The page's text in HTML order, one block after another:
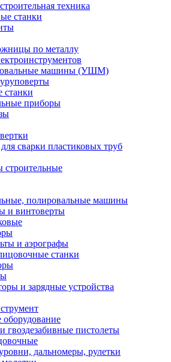
техника
станки
по металлу
машины (УШМ)
станки
приборы
сварки пластиковых труб
строительные
полировальные машины
и винтоверты
и аэрографы
станки
и зарядные устройства
оборудование
гвоздезабивные пистолеты
дальномеры, рулетки